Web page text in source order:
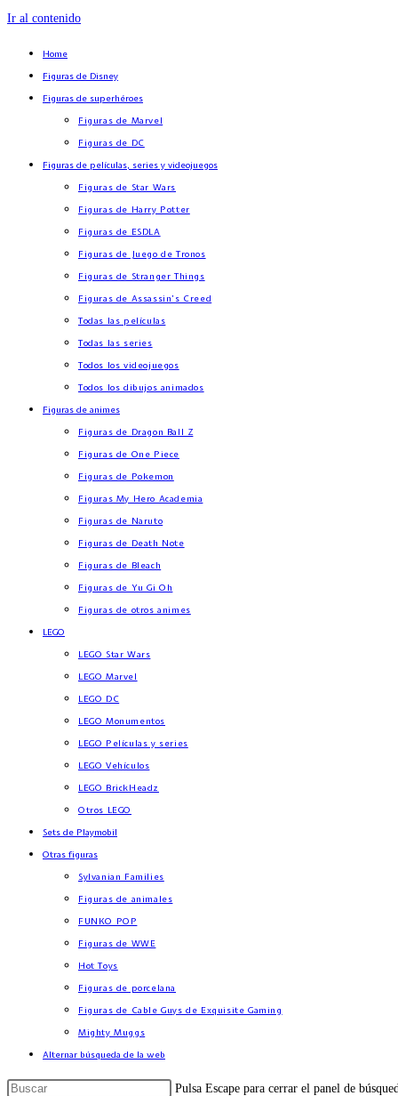
Ir al contenido
Home
Figuras de Disney
Figuras de superhéroes
Figuras de Marvel
Figuras de DC
Figuras de películas, series y videojuegos
Figuras de Star Wars
Figuras de Harry Potter
Figuras de ESDLA
Figuras de Juego de Tronos
Figuras de Stranger Things
Figuras de Assassin’s Creed
Todas las películas
Todas las series
Todos los videojuegos
Todos los dibujos animados
Figuras de animes
Figuras de Dragon Ball Z
Figuras de One Piece
Figuras de Pokemon
Figuras My Hero Academia
Figuras de Naruto
Figuras de Death Note
Figuras de Bleach
Figuras de Yu Gi Oh
Figuras de otros animes
LEGO
LEGO Star Wars
LEGO Marvel
LEGO DC
LEGO Monumentos
LEGO Películas y series
LEGO Vehículos
LEGO BrickHeadz
Otros LEGO
Sets de Playmobil
Otras figuras
Sylvanian Families
Figuras de animales
FUNKO POP
Figuras de WWE
Hot Toys
Figuras de porcelana
Figuras de Cable Guys de Exquisite Gaming
Mighty Muggs
Alternar búsqueda de la web
Pulsa Escape para cerrar el panel de